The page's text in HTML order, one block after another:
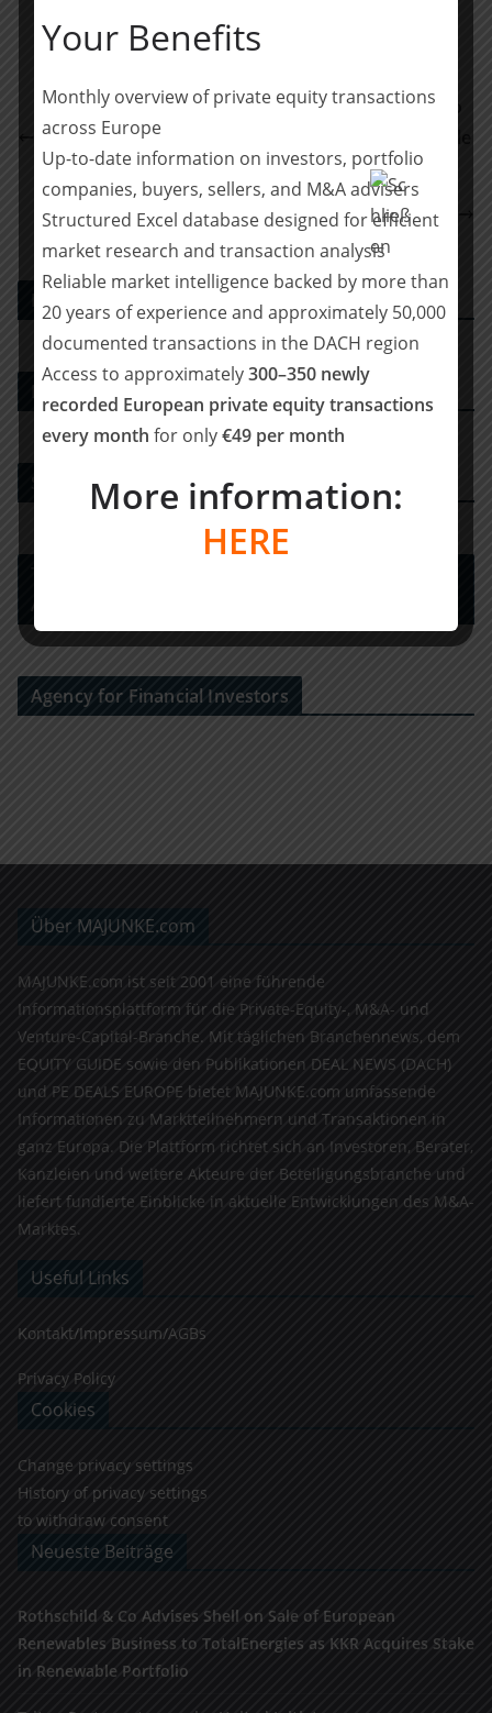
Lincoln International advised Latecoere, a portfolio
company of Searchlight Capital Partners, on the sale
of MADES to Cicor
act legal berät Addtech bei Übernahme von
Innovatek OS GmbH
PE DEALS EUROPE
M&A-Beratungshaus
Strategy Consulting
Advisory
Agency for Financial Investors
Über MAJUNKE.com
MAJUNKE.com ist seit 2001 eine führende
Informationsplattform für die Private-Equity-, M&A- und
Venture-Capital-Branche. Mit täglichen Branchennews, dem
EQUITY GUIDE sowie den Publikationen DEAL NEWS (DACH)
und PE DEALS EUROPE bietet MAJUNKE.com umfassende
Informationen zu Marktteilnehmern und Transaktionen in
ganz Europa. Die Plattform richtet sich an Investoren, Berater,
Kanzleien und weitere Akteure der Beteiligungsbranche und
liefert fundierte Einblicke in aktuelle Entwicklungen des M&A-
Marktes.
Useful Links
Kontakt/Impressum/AGBs
Privacy Policy
Cookies
Change privacy settings
History of privacy settings
to withdraw consent
Neueste Beiträge
Rothschild & Co Advises Shell on Sale of European
Renewables Business to TotalEnergies as KKR Acquires Stake
in Renewable Portfolio
Your Benefits
Monthly overview of private equity transactions
across Europe
Up-to-date information on investors, portfolio
companies, buyers, sellers, and M&A advisers
Structured Excel database designed for efficient
market research and transaction analysis
Reliable market intelligence backed by more than
20 years of experience and approximately 50,000
documented transactions in the DACH region
Access to approximately300–350 newly
recorded European private equity transactions
every month for only€49 per month
More information:
HERE